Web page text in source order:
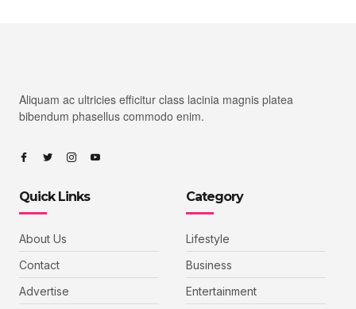
Aliquam ac ultricies efficitur class lacinia magnis platea
bibendum phasellus commodo enim.
Quick Links
About Us
Contact
Advertise
Category
Lifestyle
Business
Entertainment